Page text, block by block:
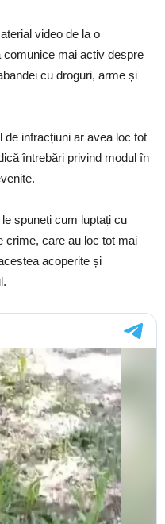
video de la o
mai activ despre
cu droguri, arme și
de infracțiuni ar avea loc tot
întrebări privind modul în
spuneți cum luptați cu
crime, care au loc tot mai
acoperite și